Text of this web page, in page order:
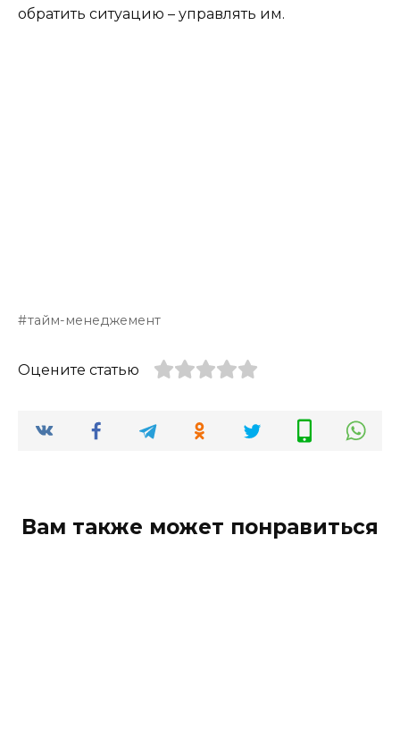
обратить ситуацию – управлять им.
тайм-менеджемент
Оцените статью
Вам также может понравиться